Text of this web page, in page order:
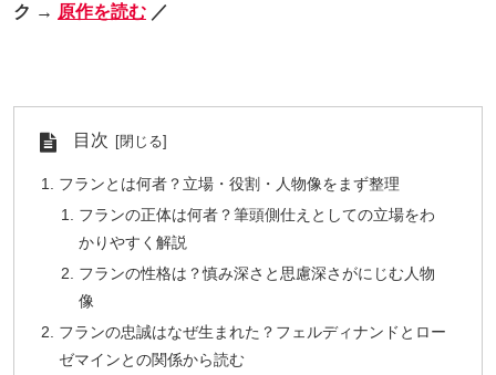
ク → 原作を読む ／
目次
フランとは何者？立場・役割・人物像をまず整理
フランの正体は何者？筆頭側仕えとしての立場をわ
かりやすく解説
フランの性格は？慎み深さと思慮深さがにじむ人物
像
フランの忠誠はなぜ生まれた？フェルディナンドとロー
ゼマインとの関係から読む